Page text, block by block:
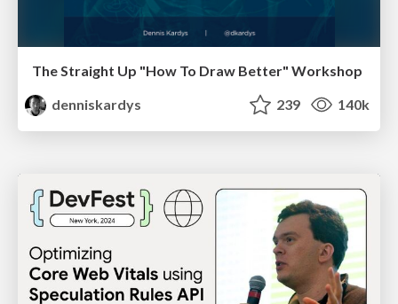
The Straight Up "How To Draw Better" Workshop
denniskardys
239 140k